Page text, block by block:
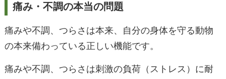
痛み・不調の本当の問題
痛みや不調、つらさは本来、自分の身体を守る動物
の本来備わっている正しい機能です。
痛みや不調、つらさは刺激の負荷（ストレス）に耐